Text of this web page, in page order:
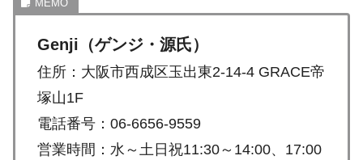
Genji（ゲンジ・源氏）
住所：大阪市西成区玉出東2-14-4 GRACE帝
塚山1F
電話番号：06-6656-9559
営業時間：水～土日祝11:30～14:00、17:00